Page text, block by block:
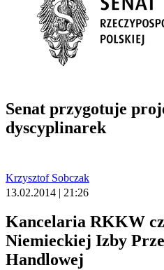
Senat przygotuje
dyscyplinarek
Krzysztof Sobczak
13.02.2014 | 21:26
Kancelaria RKKW
Niemieckiej Izby
Handlowej